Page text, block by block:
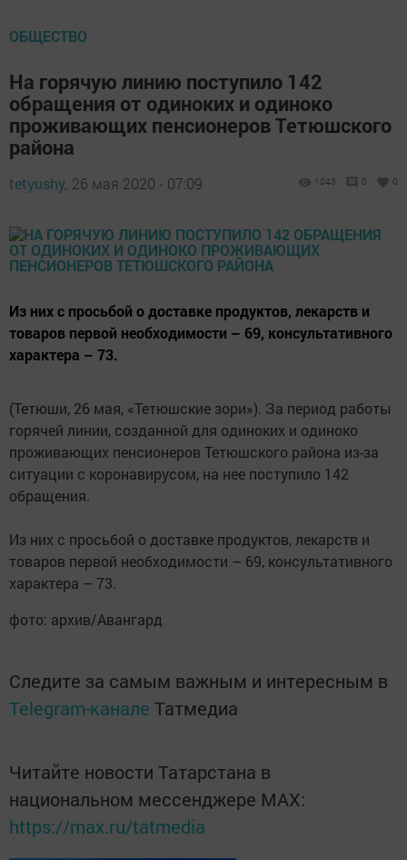
ОБЩЕСТВО
На горячую линию поступило 142
обращения от одиноких и одиноко
проживающих пенсионеров Тетюшского
района
tetyushy, 26 мая 2020 - 07:09 1043 0 0
Из них с просьбой о доставке продуктов, лекарств и
товаров первой необходимости – 69, консультативного
характера – 73.
(Тетюши, 26 мая, «Тетюшские зори»). За период работы
горячей линии, созданной для одиноких и одиноко
проживающих пенсионеров Тетюшского района из-за
ситуации с коронавирусом, на нее поступило 142
обращения.
Из них с просьбой о доставке продуктов, лекарств и
товаров первой необходимости – 69, консультативного
характера – 73.
фото: архив/Авангард
Следите за самым важным и интересным в
Telegram-канале Татмедиа
Читайте новости Татарстана в
национальном мессенджере MАХ:
https://max.ru/tatmedia